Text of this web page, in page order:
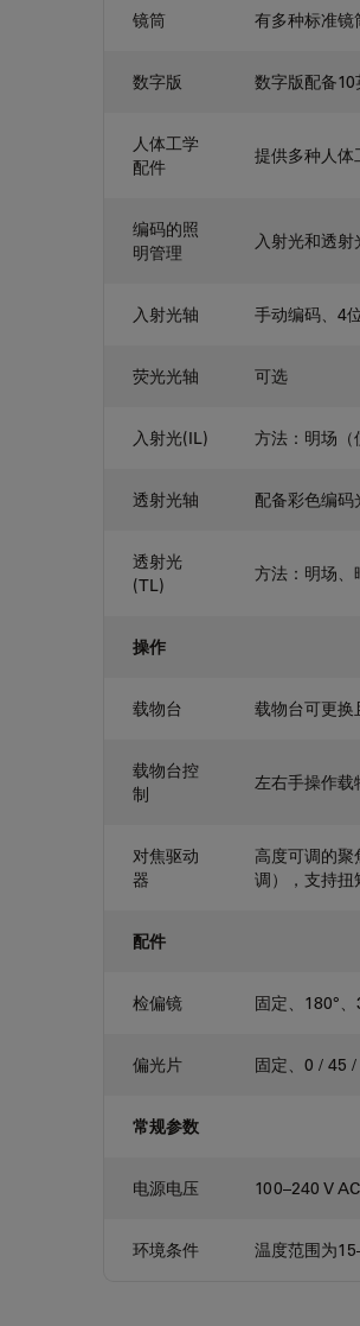
镜筒 有多种标准镜
数字版 数字版配备
人体工学
配件
提供多种人
编码的照
明管理
入射光和透
入射光轴 手动编码、4
荧光光轴 可选
入射光(IL) 方法：明场（
透射光轴 配备彩色编码
透射光
(TL)
方法：明场、
操作
载物台 载物台可更换
载物台控
制
左右手操作载
对焦驱动
器
高度可调的
调），支持扭
配件
检偏镜 固定、180°、
偏光片 固定、0 / 45 /
常规参数
电源电压 100–240 V
环境条件 温度范围为